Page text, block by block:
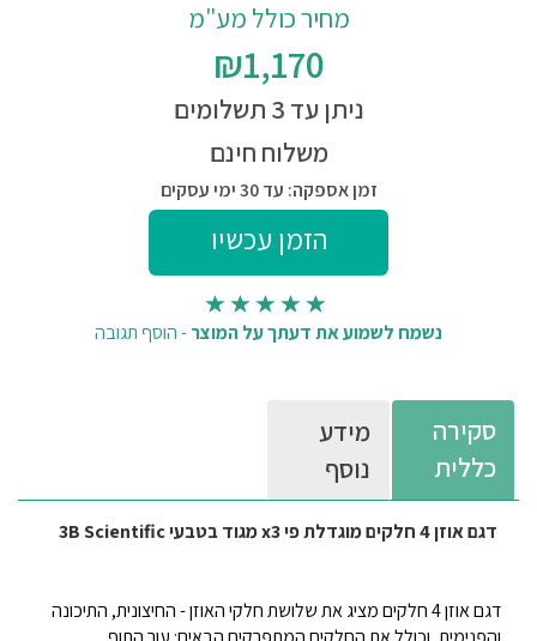
מחיר כולל מע"מ
₪1,170
ניתן עד 3 תשלומים
משלוח חינם
זמן אספקה: עד 30 ימי עסקים
נשמח לשמוע את דעתך על המוצר-הוסף תגובה
סקירה
כללית
מידע
נוסף
דגם אוזן 4 חלקים מוגדלת פי x3 מגוד בטבעי 3B Scientific
דגם אוזן 4 חלקים מציג את שלושת חלקי האוזן - החיצונית, התיכונה